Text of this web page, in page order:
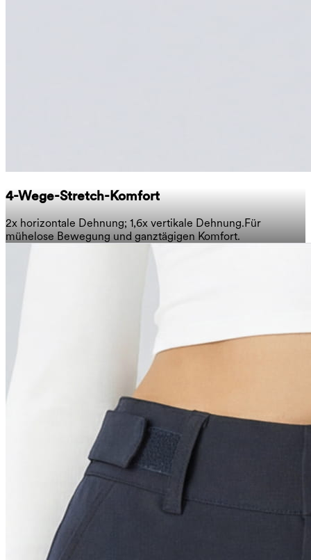
4-Wege-Stretch-Komfort
2x horizontale Dehnung; 1,6x vertikale Dehnung. Für
mühelose Bewegung und ganztägigen Komfort.